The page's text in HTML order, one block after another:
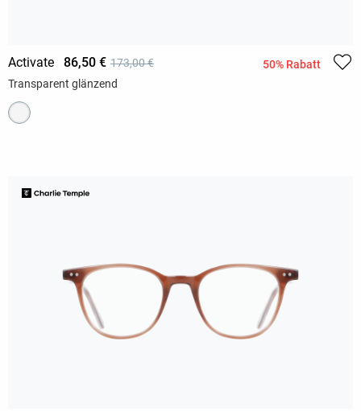
Activate 86,50 € 173,00 €
50% Rabatt
Transparent glänzend